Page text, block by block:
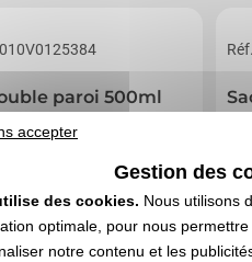
paroi 500ml
accepter
Gestion des
des cookies. Nous utilisons
optimale, pour nous
notre contenu et les